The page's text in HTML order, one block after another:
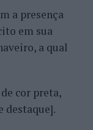
a presença
em sua
a qual
cor preta,
destaque].